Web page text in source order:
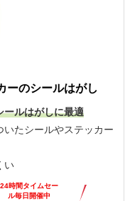
ーのシールはがし
ールはがしに最適
たシールやステッカー
い
24時間タイムセー
ル毎日開催中